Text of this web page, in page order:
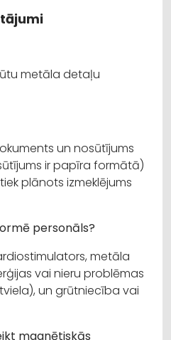
metāla detaļu
un nosūtījums
ir papīra formātā)
plānots izmeklējums
personāls?
metāla
vai nieru problēmas
un grūtniecība vai
magnētiskās